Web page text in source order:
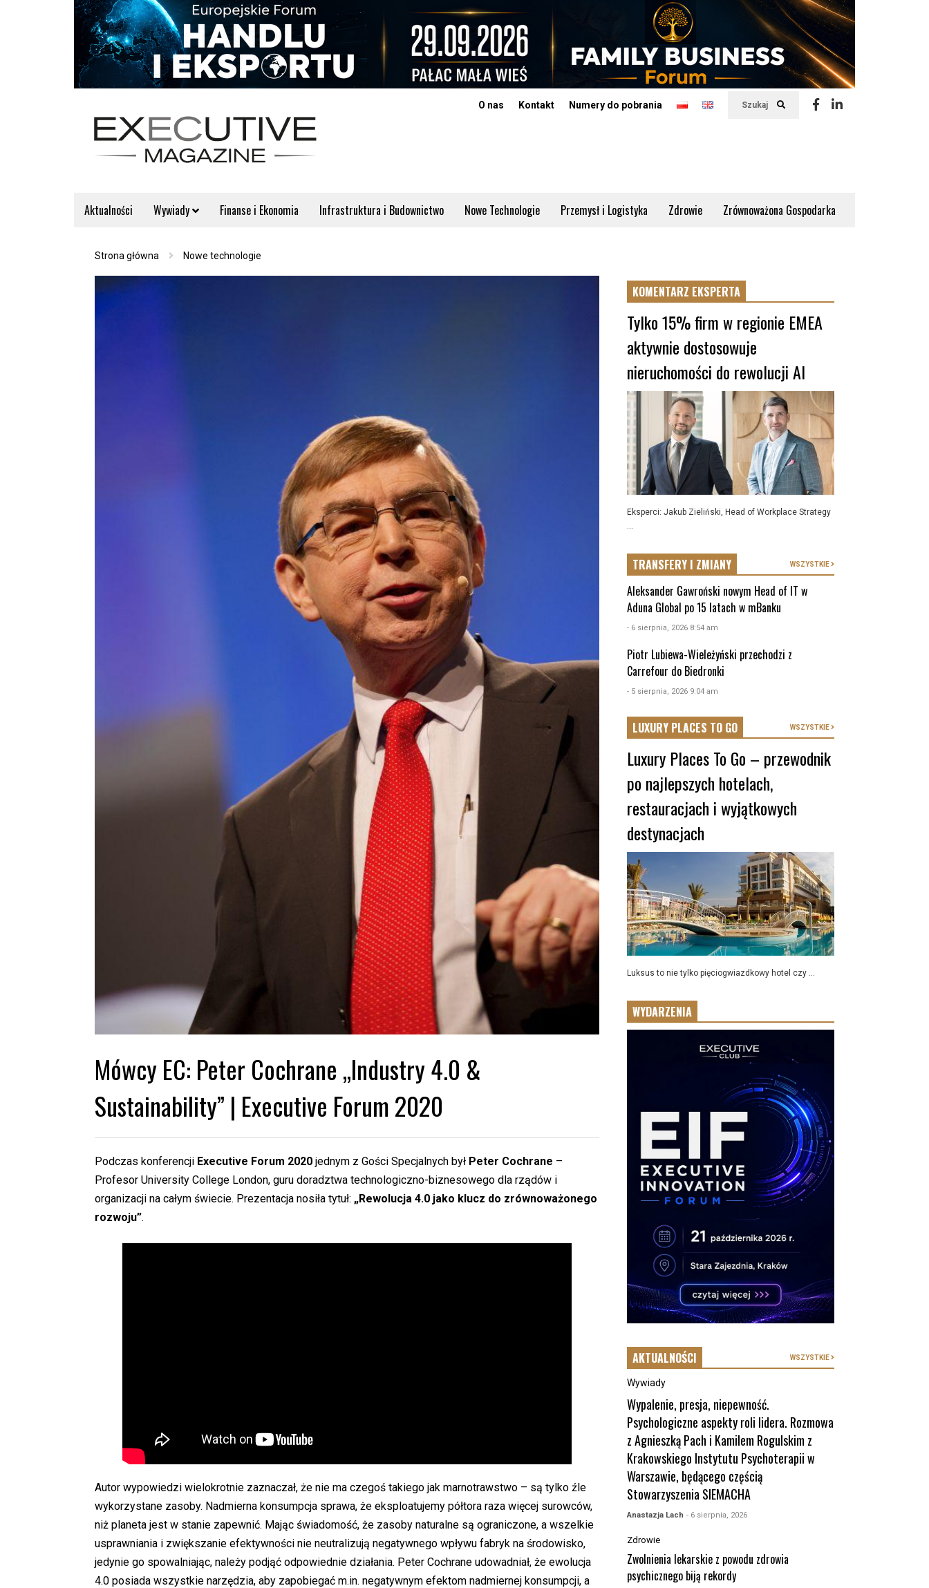
Szukaj
O nas Kontakt Numery do pobrania
Aktualności Wywiady Finanse i Ekonomia Infrastruktura i Budownictwo Nowe Technologie Przemysł i Logistyka Zdrowie Zrównoważona Gospodarka
Strona główna Nowe technologie
Mówcy EC: Peter Cochrane „Industry 4.0 &
Sustainability” | Executive Forum 2020
Podczas konferencji Executive Forum 2020 jednym z Gości Specjalnych był Peter Cochrane –
Profesor University College London, guru doradztwa technologiczno-biznesowego dla rządów i
organizacji na całym świecie. Prezentacja nosiła tytuł: „Rewolucja 4.0 jako klucz do zrównoważonego
rozwoju”.
Autor wypowiedzi wielokrotnie zaznaczał, że nie ma czegoś takiego jak marnotrawstwo – są tylko źle
wykorzystane zasoby. Nadmierna konsumpcja sprawa, że eksploatujemy półtora raza więcej surowców,
niż planeta jest w stanie zapewnić. Mając świadomość, że zasoby naturalne są ograniczone, a wszelkie
usprawniania i zwiększanie efektywności nie neutralizują negatywnego wpływu fabryk na środowisko,
jedynie go spowalniając, należy podjąć odpowiednie działania. Peter Cochrane udowadniał, że ewolucja
4.0 posiada wszystkie narzędzia, aby zapobiegać m.in. negatywnym efektom nadmiernej konsumpcji, a
KOMENTARZ EKSPERTA
Tylko 15% firm w regionie EMEA
aktywnie dostosowuje
nieruchomości do rewolucji AI
Eksperci: Jakub Zieliński, Head of Workplace Strategy
...
TRANSFERY I ZMIANY WSZYSTKIE
Aleksander Gawroński nowym Head of IT w
Aduna Global po 15 latach w mBanku
- 6 sierpnia, 2026 8:54 am
Piotr Lubiewa-Wieleżyński przechodzi z
Carrefour do Biedronki
- 5 sierpnia, 2026 9:04 am
LUXURY PLACES TO GO WSZYSTKIE
Luxury Places To Go – przewodnik
po najlepszych hotelach,
restauracjach i wyjątkowych
destynacjach
Luksus to nie tylko pięciogwiazdkowy hotel czy ...
WYDARZENIA
AKTUALNOŚCI WSZYSTKIE
Wywiady
Wypalenie, presja, niepewność.
Psychologiczne aspekty roli lidera. Rozmowa
z Agnieszką Pach i Kamilem Rogulskim z
Krakowskiego Instytutu Psychoterapii w
Warszawie, będącego częścią
Stowarzyszenia SIEMACHA
Anastazja Lach - 6 sierpnia, 2026
Zdrowie
Zwolnienia lekarskie z powodu zdrowia
psychicznego biją rekordy